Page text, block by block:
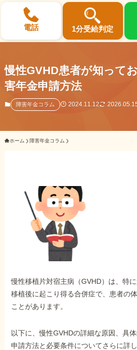
電話 1分受給判定
選ばれる3つの理由
初回相談料0円・受給後報
サポート料金について
ご相談事例をみる
外出困難でもOK
非対面で申請できる
ホーム
慢性GVHD患者が知って
害年金申請方法
障害年金コラム 2024.11.12
ホーム 障害年金コラム
慢性移植片対宿主病（GVHD）は、特
移植後に起こり得る合併症で、患者の
ことがあります。
以下に、慢性GVHDの詳細な原因、具
申請方法と必要条件についてさらに詳